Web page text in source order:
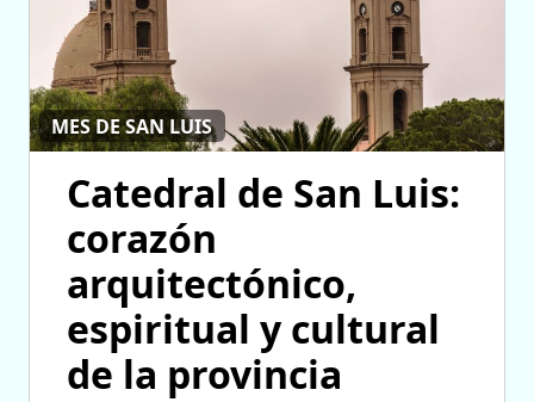
MES DE SAN LUIS
Catedral de San Luis:
corazón
arquitectónico,
espiritual y cultural
de la provincia